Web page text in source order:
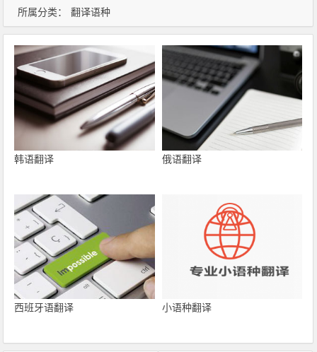
所属分类： 翻译语种
韩语翻译 俄语翻译
西班牙语翻译 小语种翻译